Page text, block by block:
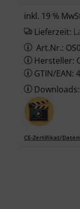
inkl. 19 %
Lieferzeit:
Art.Nr.:
Hersteller:
GTIN/EAN:
Downloads:
CE-Zertifikat/